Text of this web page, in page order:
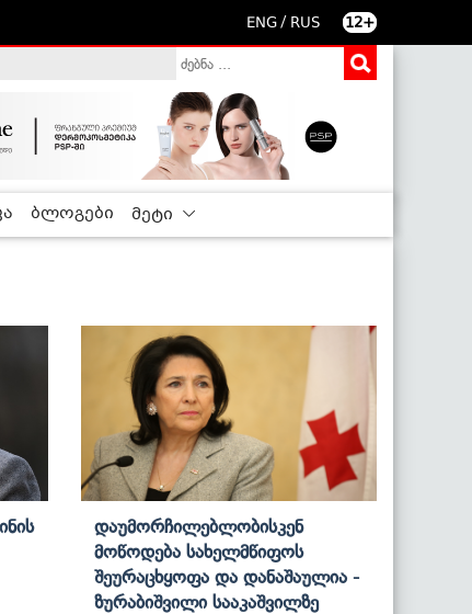
ENG / RUS 12+
ბლოგები მეტი
Დაუმორჩილებლობისკენ
Მოწოდება Სახელმწიფოს
Შეურაცხყოფა Და Დანაშაულია -
Ზურაბიშვილი Სააკაშვილზე